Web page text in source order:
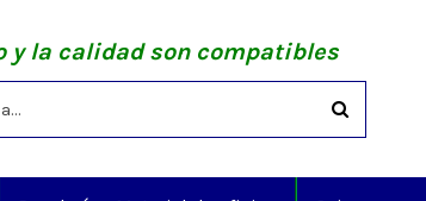
y la calidad son compatibles